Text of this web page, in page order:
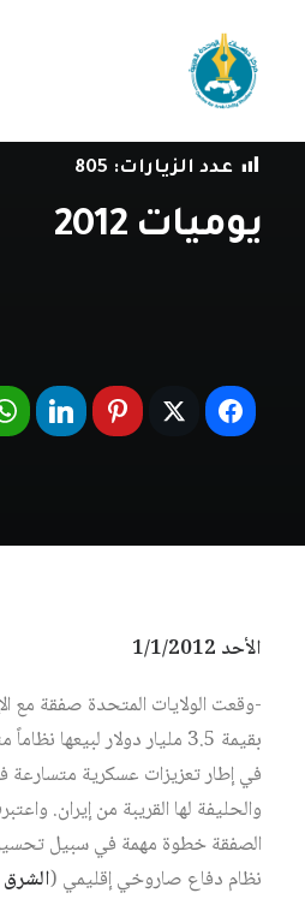
فيالعلاقات العربية-الدولية
عدد الزيارات: 805
يوميات 2012
الأحد 1/1/2012
-وقعت الولايات المتحدة صفقة مع
بقيمة 3.5 مليار دولار لبيعها
في إطار تعزيزات عسكرية متسارعة
والحليفة لها القريبة من إيران.
الصفقة خطوة مهمة في سبيل
نظام دفاع صاروخي إقليمي (